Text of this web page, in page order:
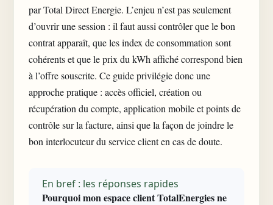
par Total Direct Energie. L’enjeu n’est pas seulement
d’ouvrir une session : il faut aussi contrôler que le bon
contrat apparaît, que les index de consommation sont
cohérents et que le prix du kWh affiché correspond bien
à l’offre souscrite. Ce guide privilégie donc une
approche pratique : accès officiel, création ou
récupération du compte, application mobile et points de
contrôle sur la facture, ainsi que la façon dejoindre le
bon interlocuteur du service clienten cas de doute.
En bref : les réponses rapides
Pourquoi monespace clientTotalEnergies ne